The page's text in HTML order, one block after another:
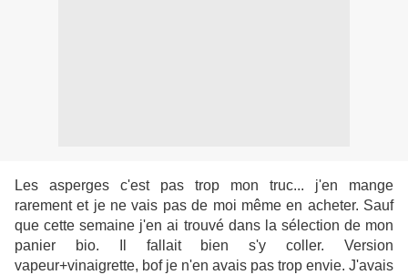
Les asperges c'est pas trop mon truc... j'en mange
rarement et je ne vais pas de moi même en acheter. Sauf
que cette semaine j'en ai trouvé dans la sélection de mon
panier bio. Il fallait bien s'y coller. Version
vapeur+vinaigrette, bof je n'en avais pas trop envie. J'avais